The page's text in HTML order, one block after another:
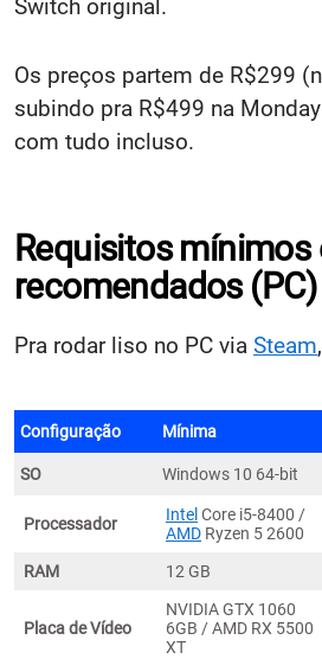
Switch original.
Os preços partem de R$299
subindo pra R$499 na
com tudo incluso.​
Requisitos mínimos
recomendados (PC)
Pra rodar liso no PC via Steam
Configuração Mínima
SO Windows 10 64-bit
Processador Intel Core i5-8400 /
AMD Ryzen 5 2600
RAM
12 GB
Placa de Vídeo
NVIDIA GTX 1060
6GB / AMD RX 5500
XT